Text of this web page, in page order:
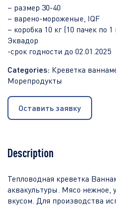
– размер 30-40
– варено-мороженые, IQF
– коробка 10 кг (10 пачек по 1
Эквадор
-срок годности до 02.01.2025
Categories: Креветка
Морепродукты
Оставить заявку
Description
Тепловодная креветка
аквакультуры. Мясо нежное,
вкусом. Для производства